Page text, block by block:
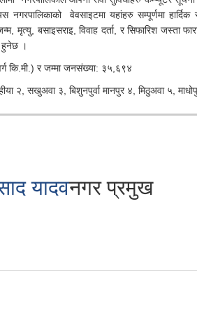
वेवसाइटमा यहांहरु सम्पूर्णमा
मृत्यु, बसाइसराइ, विवाह दर्ता, र सिफारिश
हुनेछ ।
कि.मी.) र जम्मा जनसंख्या: ३५,६९४
२, सखुअवा ३, बिशुनपुर्वा मानपुर ४, मिठुअवा ५,
यादवनगर प्रमुख